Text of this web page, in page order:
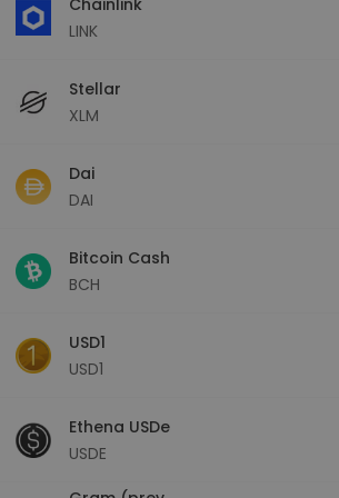
LINK
Stellar
XLM
Dai
DAI
Bitcoin Cash
BCH
USD1
USD1
Ethena USDe
USDE